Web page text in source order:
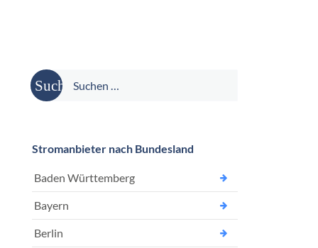
Suche
nach:
Stromanbieter nach Bundesland
Baden Württemberg
Bayern
Berlin